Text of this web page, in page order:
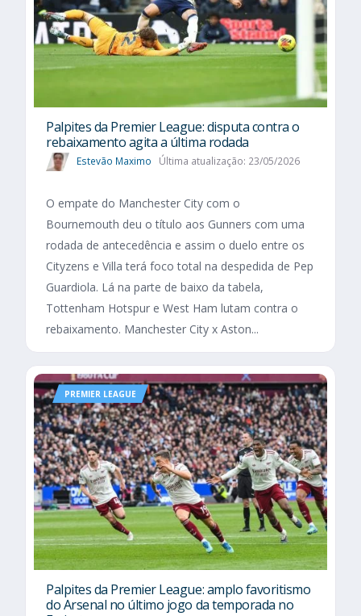
Palpites da Premier League: disputa contra o
rebaixamento agita a última rodada
Estevão Maximo Última atualização: 23/05/2026
O empate do Manchester City com o
Bournemouth deu o título aos Gunners com uma
rodada de antecedência e assim o duelo entre os
Cityzens e Villa terá foco total na despedida de Pep
Guardiola. Lá na parte de baixo da tabela,
Tottenham Hotspur e West Ham lutam contra o
rebaixamento. Manchester City x Aston...
PREMIER LEAGUE
Palpites da Premier League: amplo favoritismo
do Arsenal no último jogo da temporada no